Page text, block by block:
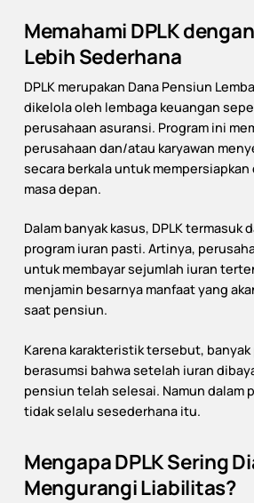
Memahami DPLK
Lebih Sederhana
DPLK merupakan Dana Pensiun
dikelola oleh lembaga keuangan
perusahaan asuransi. Program ini
perusahaan dan/atau karyawan
secara berkala untuk
masa depan.
Dalam banyak kasus, DPLK termasuk
program iuran pasti. Artinya,
untuk membayar sejumlah iuran
menjamin besarnya manfaat yang
saat pensiun.
Karena karakteristik tersebut, banyak
berasumsi bahwa setelah iuran
pensiun telah selesai. Namun dalam
tidak selalu sesederhana itu.
Mengapa DPLK Sering
Mengurangi Liabilitas?